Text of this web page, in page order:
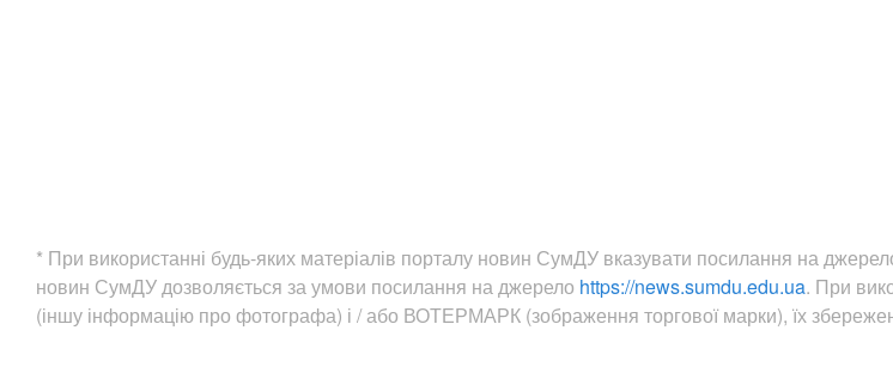
* При використанні будь-яких матеріалів порталу новин СумДУ вказувати посилання на
новин СумДУ дозволяється за умови посилання на джерело https://news.sumdu.edu.ua. При
(іншу інформацію про фотографа) і / або ВОТЕРМАРК (зображення торгової марки), їх